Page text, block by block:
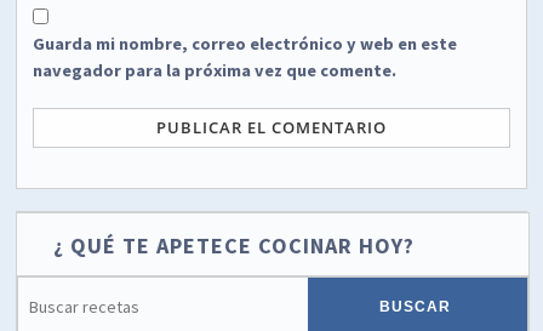
Guarda mi nombre, correo electrónico y web en este
navegador para la próxima vez que comente.
¿ QUÉ TE APETECE COCINAR HOY?